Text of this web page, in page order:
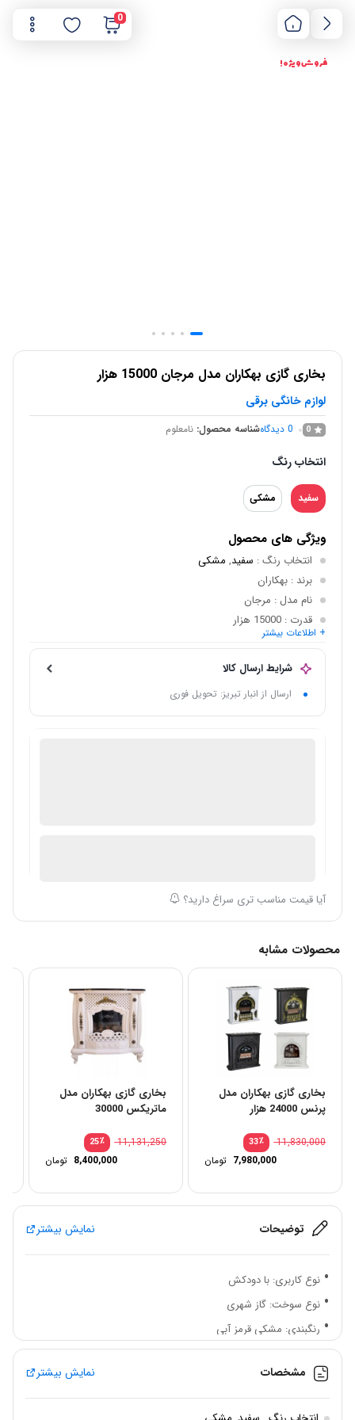
0
فروش ویژه !
بخاری گازی بهکاران مدل مرجان 15000 هزار
لوازم خانگی برقی
0
0 دیدگاهشناسه محصول: نامعلوم
انتخاب رنگ
سفید مشکی
ویژگی های محصول
انتخاب رنگ: سفید, مشکی
برند : بهکاران
نام مدل : مرجان
قدرت : 15000 هزار
ابعاد: ابعاد:75×53×33
وزن
: 20 کیلوگرم
+ اطلاعات بیشتر
شرایط ارسال کالا
ارسال از انبار تبریز: تحویل فوری
آیا قیمت مناسب تری سراغ دارید؟
محصولات مشابه
بخاری گازی بهکاران مدل
پرنس 24000 هزار
٪33
11,830,000
7,980,000 تومان
بخاری گازی بهکاران مدل
ماتریکس 30000
٪25
11,131,250
8,400,000 تومان
توضیحات نمایش بیشتر
نوع کاربری: با دودکش
نوع سوخت: گاز شهری
رنگبندی: مشکی قرمز آبی
حداکثر توان حرارتی: 3200 کالری
سیستم ODS: دارد
ولوم تنظیم شعله: دارد
با بدنه تمام لعاب و سفال دار و شیشه های حرارت دیده نشکن یکی از مدل
مشخصات نمایش بیشتر